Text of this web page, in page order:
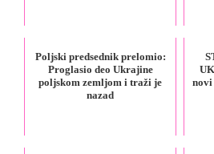
Poljski predsednik prelomio:
Proglasio deo Ukrajine
poljskom zemljom i traži je
nazad
novi